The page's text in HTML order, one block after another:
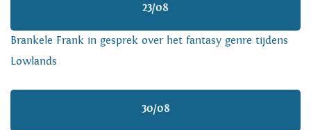
23/08
Brankele Frank in gesprek over het fantasy genre tijdens
Lowlands
30/08